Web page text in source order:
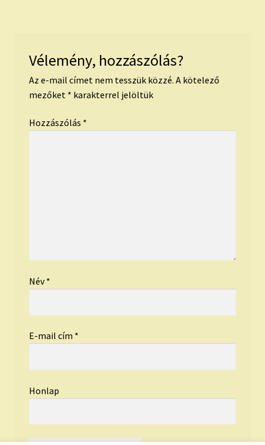
Vélemény, hozzászólás?
Az e-mail címet nem tesszük közzé. A kötelező
mezőket * karakterrel jelöltük
Hozzászólás *
Név*
E-mail cím *
Honlap